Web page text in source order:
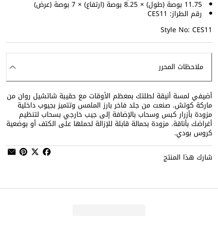
11.75 بوصة (طول) × 8.25 بوصة (ارتفاع) × 7 بوصة (عرض)
رقم الطراز: CES11
Style No: CES11
ملاحظات المحرر
أضيفي لمسة أنيقة لطلتك بمعظم الأوقات مع حقيبة شاتشيل روان من
ماركة كوتش. صنعت من جلد فاخر بارز الملمس وتتميز بجيوب داخلية
مزودة بأزرار كبس وسحاب بالإضافة إلى جيب خارجي بسحاب لتنظيم
أغراضك بأناقة. مزودة بحمالة قابلة للإزالة لحملها على الكتف أو بوضعية
كروس بودي.
شارك هذا المنتج